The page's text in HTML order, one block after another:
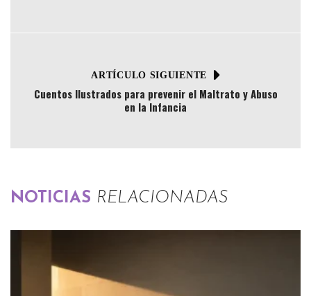
ARTÍCULO SIGUIENTE
Cuentos Ilustrados para prevenir el Maltrato y Abuso
en la Infancia
NOTICIAS RELACIONADAS